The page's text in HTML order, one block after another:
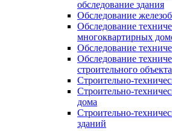
обследование здания
Обследование
Обследование
многоквартирных
Обследование
Обследование
строительного объекта
Строительно-
Строительно-
дома
Строительно-
зданий